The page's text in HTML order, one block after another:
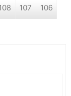
107 106